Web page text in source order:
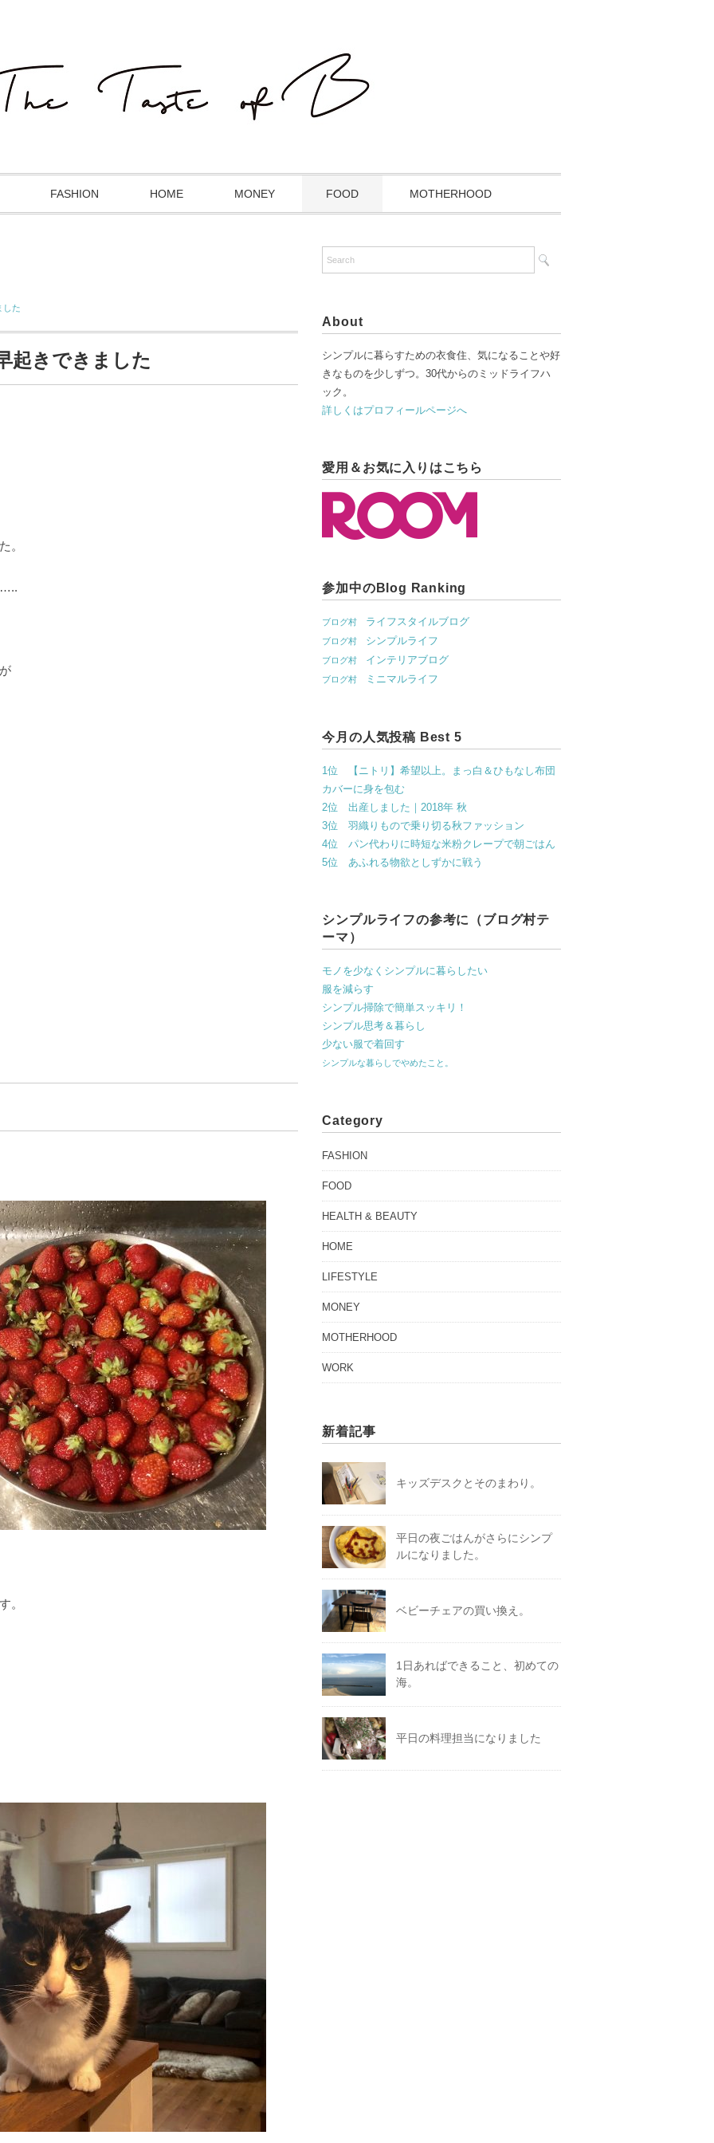
FASHION HOME MONEY FOOD MOTHERHOOD
した
起きできました
。
…..
。
About
シンプルに暮らすための衣食住、気になることや好
きなものを少しずつ。30代からのミッドライフハ
ック。
詳しくはプロフィールページへ
愛用＆お気に入りはこちら
参加中のBlog Ranking
ブログ村 ライフスタイルブログ
ブログ村 シンプルライフ
ブログ村 インテリアブログ
ブログ村 ミニマルライフ
今月の人気投稿 Best 5
1位 【ニトリ】希望以上。まっ白＆ひもなし布団
カバーに身を包む
2位 出産しました｜2018年 秋
3位 羽織りもので乗り切る秋ファッション
4位 パン代わりに時短な米粉クレープで朝ごはん
5位 あふれる物欲としずかに戦う
シンプルライフの参考に（ブログ村テ
ーマ）
モノを少なくシンプルに暮らしたい
服を減らす
シンプル掃除で簡単スッキリ！
シンプル思考＆暮らし
少ない服で着回す
シンプルな暮らしでやめたこと。
Category
FASHION
FOOD
HEALTH & BEAUTY
HOME
LIFESTYLE
MONEY
MOTHERHOOD
WORK
新着記事
キッズデスクとそのまわり。
平日の夜ごはんがさらにシンプ
ルになりました。
ベビーチェアの買い換え。
1日あればできること、初めての
海。
平日の料理担当になりました